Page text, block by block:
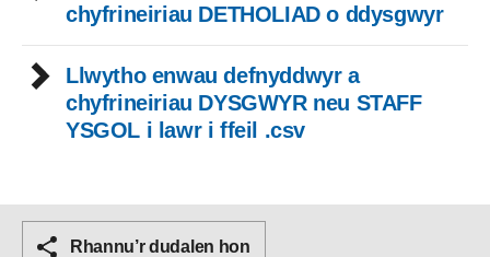
chyfrineiriau DETHOLIAD o ddysgwyr
Llwytho enwau defnyddwyr a
chyfrineiriau DYSGWYR neu STAFF
YSGOL i lawr i ffeil .csv
Rhannu’r dudalen hon